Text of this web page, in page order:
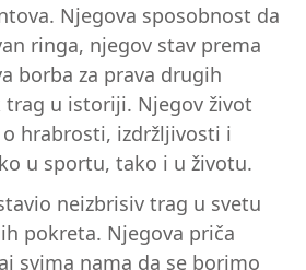
Njegova sposobnost da
ringa, njegov stav prema
borba za prava drugih
u istoriji. Njegov život
hrabrosti, izdržljivosti i
u sportu, tako i u životu.
neizbrisiv trag u svetu
pokreta. Njegova priča
svima nama da se borimo